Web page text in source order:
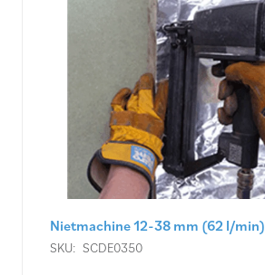
Nietmachine 12-38 mm (62 l/min)
SKU: SCDE0350